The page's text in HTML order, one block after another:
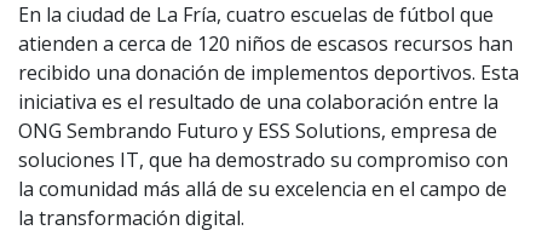
En la ciudad de La Fría, cuatro escuelas de fútbol que
atienden a cerca de 120 niños de escasos recursos han
recibido una donación de implementos deportivos. Esta
iniciativa es el resultado de una colaboración entre la
ONG Sembrando Futuro y ESS Solutions, empresa de
soluciones IT, que ha demostrado su compromiso con
la comunidad más allá de su excelencia en el campo de
la transformación digital.